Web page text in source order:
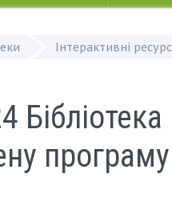
Інтерактивні